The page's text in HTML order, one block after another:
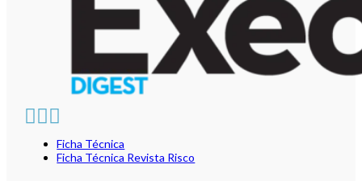
Ficha Técnica
Ficha Técnica Revista Risco